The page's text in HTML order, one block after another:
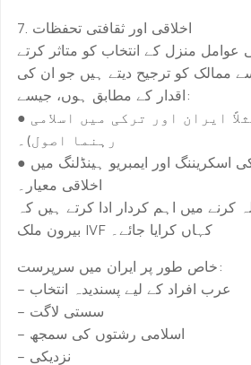
7. اخلاقی اور ثقافتی تحفظات
عوامل منزل کے انتخاب کو متاثر کرتے
ممالک کو ترجیح دیتے ہیں جو ان کی
اقدار کے مطابق ہوں، جیسے:
● مذہبی تحفظات (مثلاً ایران اور ترکی میں اسلامی
رہنما اصول)۔
● عطیہ دہندگان کی اسکریننگ اور ایمبریو ہینڈلنگ میں
اخلاقی معیار۔
کرنے میں اہم کردار ادا کرتے ہیں کہ
بیرون ملک IVF کہاں کرایا جائے۔
خاص طور پر ایران میں سرپرست:
– عرب افراد کے لیے پسندیدہ انتخاب
– سستی لاگت
– اسلامی رشتوں کی سمجھ
– نزدیکی